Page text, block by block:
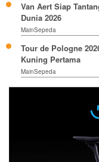
Van Aert Siap
Dunia 2026
MainSepeda
Tour de Pologne
Kuning Pertama
MainSepeda